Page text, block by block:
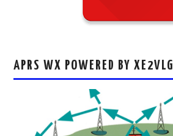
APRS WX POWERED BY XE2VLG